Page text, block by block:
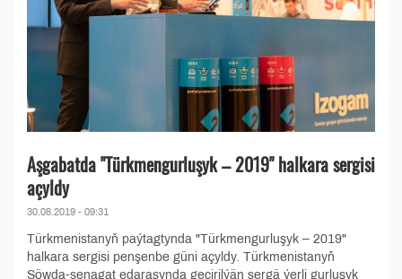
Aşgabatda "Türkmengurluşyk – 2019" halkara sergisi
açyldy
30.08.2019 - 09:31
Türkmenistanyň paýtagtynda "Türkmengurluşyk – 2019"
halkara sergisi penşenbe güni açyldy. Türkmenistanyň
Söwda-senagat edarasynda geçirilýän sergä ýerli gurluşyk